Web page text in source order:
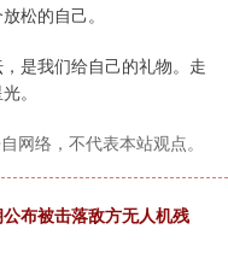
松的自己。
是我们给自己的礼物。走
。
网络，不代表本站观点。
布被击落敌方无人机残